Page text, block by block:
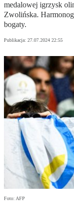
medalowej igrzysk
Zwolińska.
bogaty.
Publikacja: 27.07.2024 22:55
Foto: AFP